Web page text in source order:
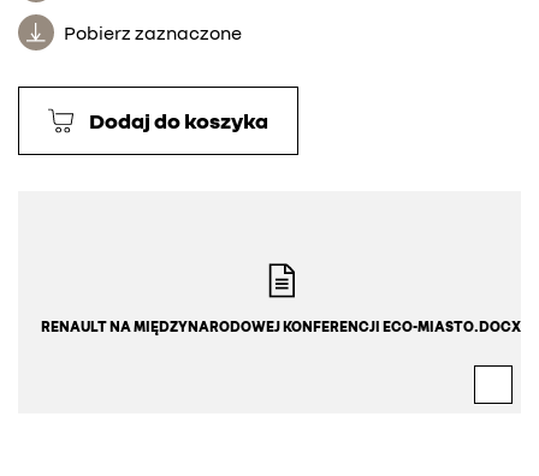
Pobierz zaznaczone
Dodaj do koszyka
RENAULT NA MIĘDZYNARODOWEJ KONFERENCJI ECO-MIASTO.DOCX